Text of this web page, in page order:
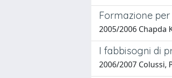
Formazione
2005/2006 Chapda
I fabbisogni di
2006/2007 Colussi,